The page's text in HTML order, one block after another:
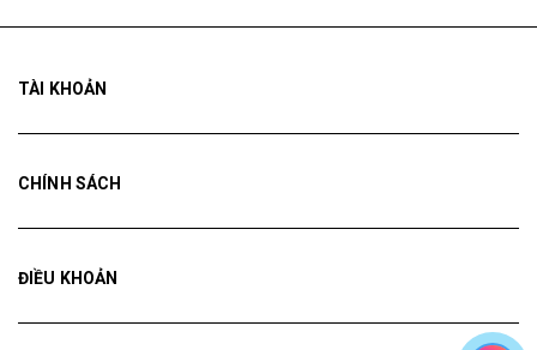
TÀI KHOẢN
CHÍNH SÁCH
ĐIỀU KHOẢN